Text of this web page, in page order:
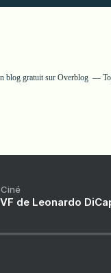
blog gratuit sur Overblog
de Leonardo